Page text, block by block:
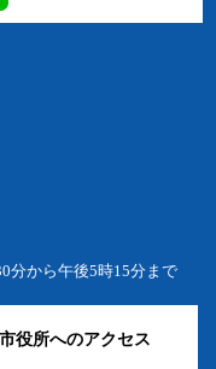
分から午後5時15分まで
市役所へのアクセス